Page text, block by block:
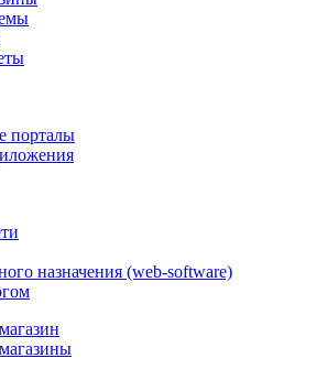
порталы
назначения (web-software)